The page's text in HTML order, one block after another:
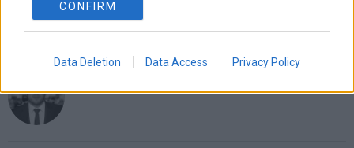
CONFIRM
Data Deletion Data Access Privacy Policy
MIT Sloan: Οι AI-driven επιχειρήσεις διαμορφώνουν το νέο
Στις 11/12 το πρώτο ευρωπαϊκό ντέρμπι «αιωνίων»